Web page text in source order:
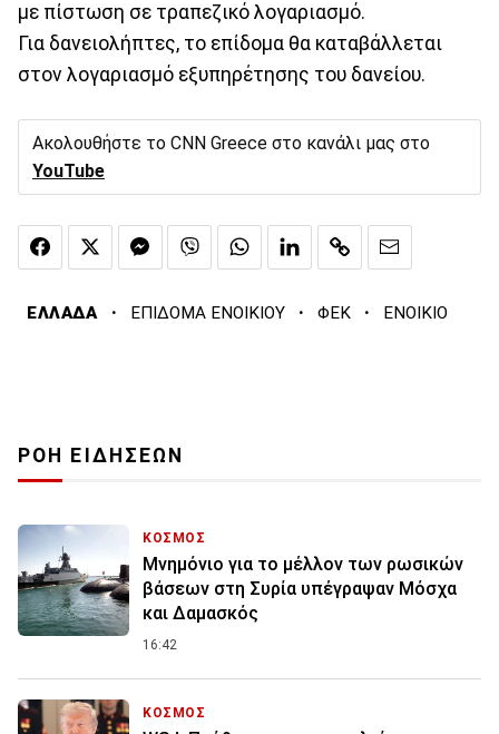
με πίστωση σε τραπεζικό λογαριασμό.
Για δανειολήπτες, το επίδομα θα καταβάλλεται
στον λογαριασμό εξυπηρέτησης του δανείου.
Ακολουθήστε το CNN Greece στο κανάλι μας στο
YouTube
ΕΛΛΑΔΑ · ΕΠΙΔΟΜΑ ΕΝΟΙΚΙΟΥ · ΦΕΚ · ΕΝΟΙΚΙΟ
ΡΟΗ ΕΙΔΗΣΕΩΝ
ΚΟΣΜΟΣ
Μνημόνιο για το μέλλον των ρωσικών
βάσεων στη Συρία υπέγραψαν Μόσχα
και Δαμασκός
16:42
ΚΟΣΜΟΣ